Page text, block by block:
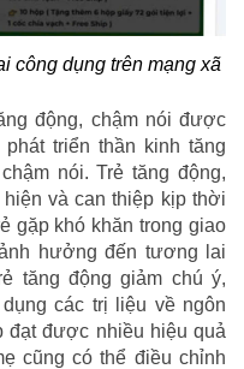
công dụng trên mạng xã
động, chậm nói được
triển thần kinh tăng
nói. Trẻ tăng động,
và can thiệp kịp thời
gặp khó khăn trong giao
hưởng đến tương lai
tăng động giảm chú ý,
các trị liệu về ngôn
được nhiều hiệu quả
cũng có thể điều chỉnh